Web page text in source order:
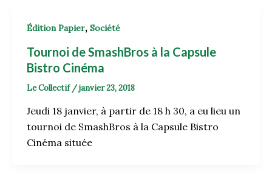
Édition Papier, Société
Tournoi de SmashBros à la Capsule
Bistro Cinéma
Le Collectif /janvier 23, 2018
Jeudi 18 janvier, à partir de 18 h 30, a eu lieu un
tournoi de SmashBros à la Capsule Bistro
Cinéma située